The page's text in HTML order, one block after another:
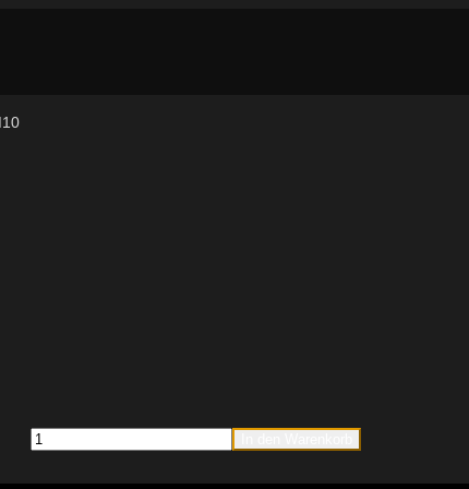
fischer
Sprinklerschlaufe